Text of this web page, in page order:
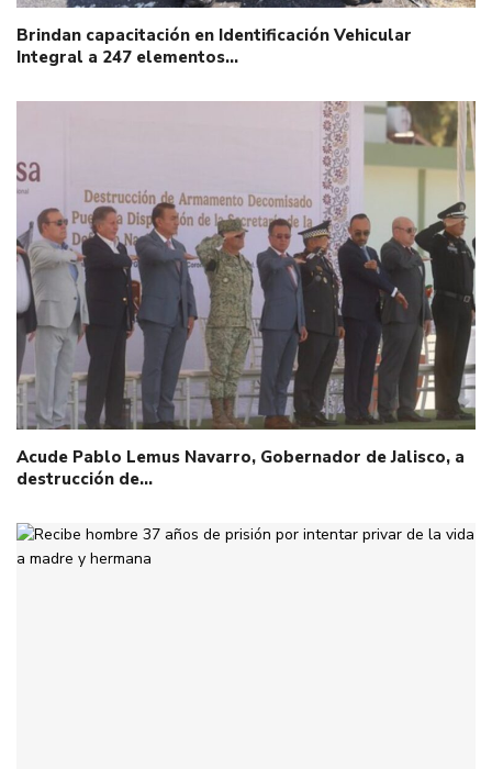
Brindan capacitación en Identificación Vehicular
Integral a 247 elementos…
Acude Pablo Lemus Navarro, Gobernador de Jalisco, a
destrucción de…